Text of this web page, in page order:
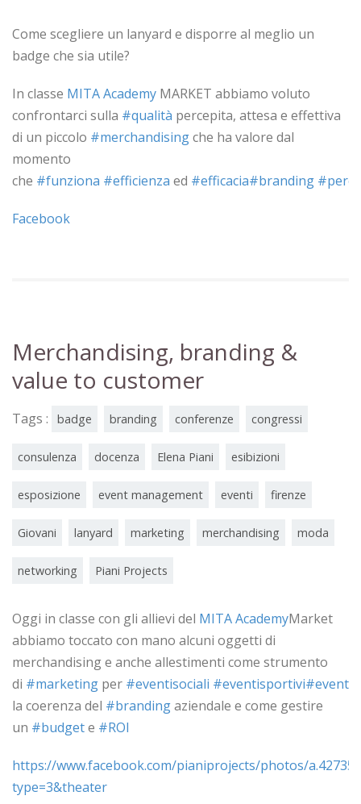
Come scegliere un lanyard e disporre al meglio un
badge che sia utile?
In classe MITA Academy MARKET abbiamo voluto
confrontarci sulla #qualità percepita, attesa e effettiva
di un piccolo #merchandisingche ha valore dal
momento
che #funziona #efficienza ed #efficacia#branding #
Facebook
Merchandising, branding &
value to customer
Tags : badge branding conferenze congressi
consulenza docenza Elena Piani esibizioni
esposizione event management eventi firenze
Giovani lanyard marketing merchandising moda
networking Piani Projects
Oggi in classe con gli allievi del MITA AcademyMarket
abbiamo toccato con mano alcuni oggetti di
merchandising e anche allestimenti come strumento
di #marketing per #eventisociali #eventisportivi
la coerenza del #brandingaziendale e come gestire
un #budgete #ROI
https://www.facebook.com/pianiprojects/photos/
type=3&theater